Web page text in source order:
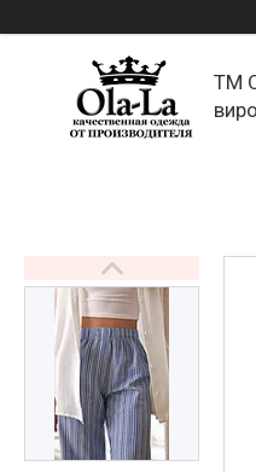
TM